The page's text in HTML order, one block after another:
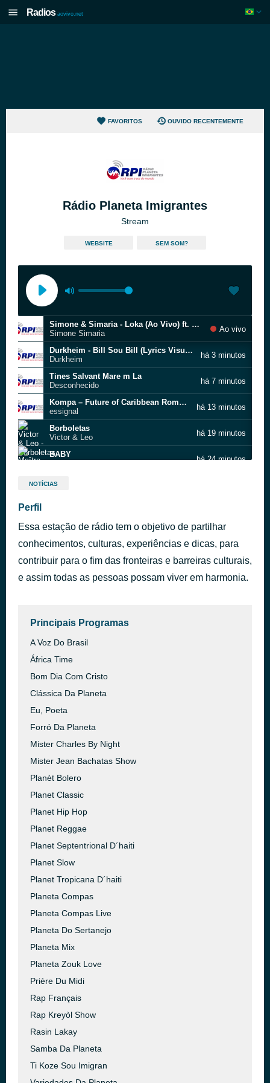
Radios aovivo.net
FAVORITOS OUVIDO RECENTEMENTE
Rádio Planeta Imigrantes
Stream
WEBSITE SEM SOM?
Simone & Simaria - Loka (Ao Vivo) ft. Anitta
Simone Simaria
Ao vivo
Durkheim - Bill Sou Bill (Lyrics Visualizer)
Durkheim
há 3 minutos
Tines Salvant Mare m La
Desconhecido
há 7 minutos
Kompa – Future of Caribbean Romance
essignal
há 13 minutos
Borboletas
Victor & Leo
há 19 minutos
BABY
há 24 minutos
Marcos Nava - Um cego e três aleijados #eu não so
Desconhecido
Larose et Missile 727 - Accident
KompaLuva
há 45 minutos
NOTÍCIAS
Perfil
Essa estação de rádio tem o objetivo de partilhar
conhecimentos, culturas, experiências e dicas, para
contribuir para o fim das fronteiras e barreiras culturais,
e assim todas as pessoas possam viver em harmonia.
Principais Programas
A Voz Do Brasil
África Time
Bom Dia Com Cristo
Clássica Da Planeta
Eu, Poeta
Forró Da Planeta
Mister Charles By Night
Mister Jean Bachatas Show
Planèt Bolero
Planet Classic
Planet Hip Hop
Planet Reggae
Planet Septentrional D´haiti
Planet Slow
Planet Tropicana D´haiti
Planeta Compas
Planeta Compas Live
Planeta Do Sertanejo
Planeta Mix
Planeta Zouk Love
Prière Du Midi
Rap Français
Rap Kreyòl Show
Rasin Lakay
Samba Da Planeta
Ti Koze Sou Imigran